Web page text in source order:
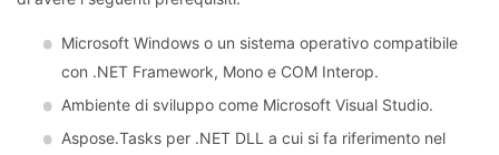
Microsoft Windows o un sistema operativo compatibile
con .NET Framework, Mono e COM Interop.
Ambiente di sviluppo come Microsoft Visual Studio.
Aspose.Tasks per .NET DLL a cui si fa riferimento nel